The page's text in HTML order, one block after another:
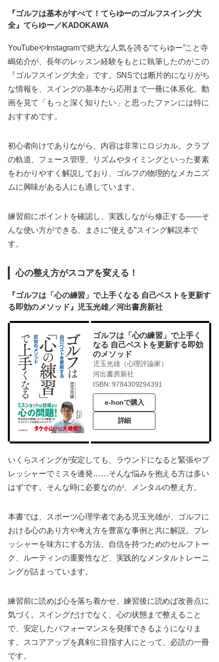
『ゴルフは基本がすべて！てらゆーのゴルフスイング大
全』てらゆー／KADOKAWA
YouTubeやInstagramで絶大な人気を誇る“てらゆー”こと寺
嶋佑介が、長年のレッスン経験をもとに執筆したのがこの
『ゴルフスイング大全』です。SNSでは断片的になりがち
な情報を、スイングの基本から応用まで一冊に体系化。動
画を見て「もっと深く知りたい」と思ったファンには特に
おすすめです。
初心者向けでありながら、内容は非常にロジカル。クラブ
の軌道、フェース管理、リズムやタイミングといった要素
をわかりやすく解説しており、ゴルフの物理的なメカニズ
ムに興味がある人にも適しています。
練習前にポイントを確認し、実践しながら修正する——そ
んな使い方ができる、まさに“使える”スイング解説本で
す。
心の整え方がスコアを変える！
『ゴルフは「心の練習」で上手くなる 自己ベストを更新す
る即効のメソッド』児玉光雄／河出書房新社
ゴルフは「心の練習」で上手く
なる 自己ベストを更新する即効
のメソッド
児玉光雄（心理評論家）
河出書房新社
ISBN: 9784309294391
e-honで購入
詳細
いくらスイングが安定しても、ラウンドになると緊張やプ
レッシャーでミスを連発……そんな悩みを抱える方は多い
はずです。そんな時に必要なのが、メンタルの整え方。
本書では、スポーツ心理学者である児玉光雄が、ゴルフに
おける心のあり方や考え方を豊富な事例と共に解説。プレ
ッシャーを味方にする方法、自信を持つためのセルフトー
ク、ルーティンの重要性など、実践的なメンタルトレーニ
ングが詰まっています。
練習前に読めば心を落ち着かせ、練習後に読めば改善点に
気づく。スイングだけでなく、心の状態まで整えること
で、安定したパフォーマンスを発揮できるようになりま
す。スコアアップを真剣に目指す人にとって、必読の一冊
です。